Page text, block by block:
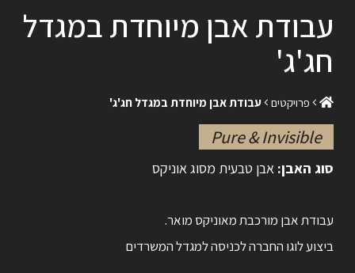
עבודת אבן מיוחדת במגדל
חג'ג'
פרויקטים עבודת אבן מיוחדת במגדל חג'ג'
Pure & Invisible
סוג האבן: אבן טבעית מסוג אוניקס
עבודת אבן מורכבת מאוניקס מואר.
ביצוע לוגו החברה לכניסה למגדל המשרדים